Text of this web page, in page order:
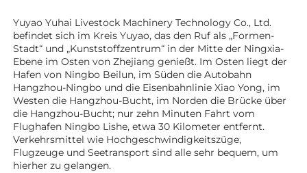
Yuyao Yuhai Livestock Machinery Technology Co., Ltd.
befindet sich im Kreis Yuyao, das den Ruf als „Formen-
Stadt“ und „Kunststoffzentrum“ in der Mitte der Ningxia-
Ebene im Osten von Zhejiang genießt. Im Osten liegt der
Hafen von Ningbo Beilun, im Süden die Autobahn
Hangzhou-Ningbo und die Eisenbahnlinie Xiao Yong, im
Westen die Hangzhou-Bucht, im Norden die Brücke über
die Hangzhou-Bucht; nur zehn Minuten Fahrt vom
Flughafen Ningbo Lishe, etwa 30 Kilometer entfernt.
Verkehrsmittel wie Hochgeschwindigkeitszüge,
Flugzeuge und Seetransport sind alle sehr bequem, um
hierher zu gelangen.